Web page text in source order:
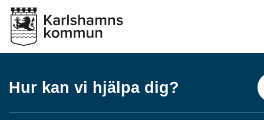
Hur kan vi hjälpa dig?